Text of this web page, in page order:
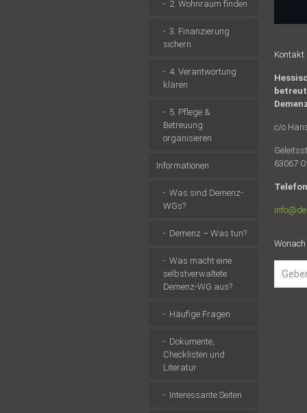
2. Wohnraum finden
3. Finanzierung
sichern
4. Verantwortung
klären
5. Pflege &
Betreuung
organisieren
Informationen
Was sind Demenz-
WGs?
Demenz – Was tun?
Was macht eine
selbstverwaltete
Demenz-WG aus?
Häufige Fragen
Dokumente,
Checklisten und
Literatur
Interessante Seiten
Kontakt:
c/o
63067
Wonach